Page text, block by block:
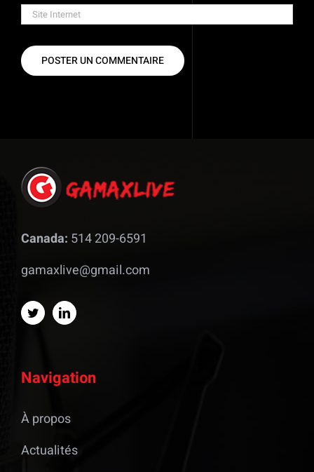
Canada: 514 209-6591
gamaxlive@gmail.com
Navigation
À propos
Actualités